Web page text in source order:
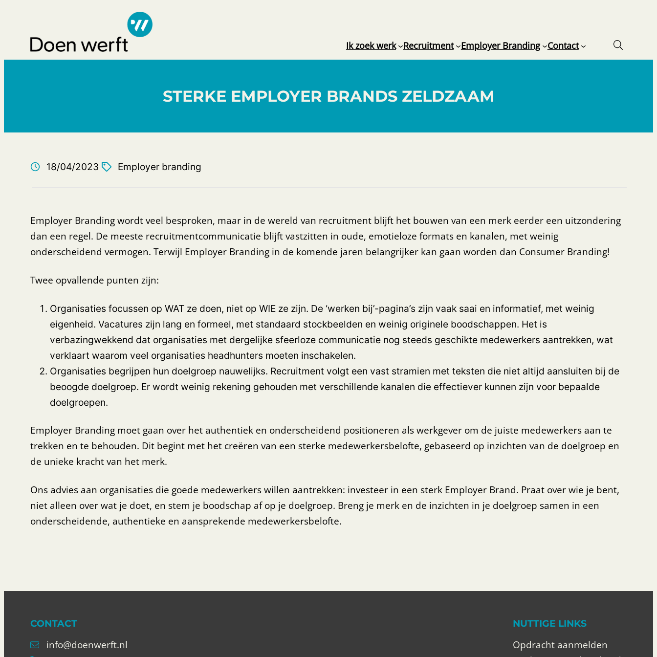
inhoud
Ik zoek werk Recruitment Employer Branding Contact
Zoeken
STERKE EMPLOYER BRANDS ZELDZAAM
18/04/2023 Employer branding
Employer Branding wordt veel besproken, maar in de wereld van recruitment blijft het bouwen van een merk eerder een uitzondering
dan een regel. De meeste recruitmentcommunicatie blijft vastzitten in oude, emotieloze formats en kanalen, met weinig
onderscheidend vermogen. Terwijl Employer Branding in de komende jaren belangrijker kan gaan worden dan Consumer Branding!
Twee opvallende punten zijn:
Organisaties focussen op WAT ze doen, niet op WIE ze zijn. De ‘werken bij’-pagina’s zijn vaak saai en informatief, met weinig
eigenheid. Vacatures zijn lang en formeel, met standaard stockbeelden en weinig originele boodschappen. Het is
verbazingwekkend dat organisaties met dergelijke sfeerloze communicatie nog steeds geschikte medewerkers aantrekken, wat
verklaart waarom veel organisaties headhunters moeten inschakelen.
Organisaties begrijpen hun doelgroep nauwelijks. Recruitment volgt een vast stramien met teksten die niet altijd aansluiten bij de
beoogde doelgroep. Er wordt weinig rekening gehouden met verschillende kanalen die effectiever kunnen zijn voor bepaalde
doelgroepen.
Employer Branding moet gaan over het authentiek en onderscheidend positioneren als werkgever om de juiste medewerkers aan te
trekken en te behouden. Dit begint met het creëren van een sterke medewerkersbelofte, gebaseerd op inzichten van de doelgroep en
de unieke kracht van het merk.
Ons advies aan organisaties die goede medewerkers willen aantrekken: investeer in een sterk Employer Brand. Praat over wie je bent,
niet alleen over wat je doet, en stem je boodschap af op je doelgroep. Breng je merk en de inzichten in je doelgroep samen in een
onderscheidende, authentieke en aansprekende medewerkersbelofte.
CONTACT
info@doenwerft.nl
NUTTIGE LINKS
Opdracht aanmelden